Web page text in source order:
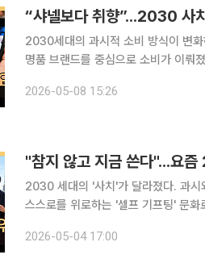
“샤넬보다 취향”...2030 사
2030세대의 과시적 소비 방식이 변
명품 브랜드를 중심으로 소비가 이뤄
2026-05-08 15:26
"참지 않고 지금 쓴다"...요
2030 세대의 '사치'가 달라졌다. 과시
스스로를 위로하는 '셀프 기프팅' 문화로 재해석되고 있다. 본지
의 변화를 짚었다. 두 사람은 "사치를
2026-05-04 17:00